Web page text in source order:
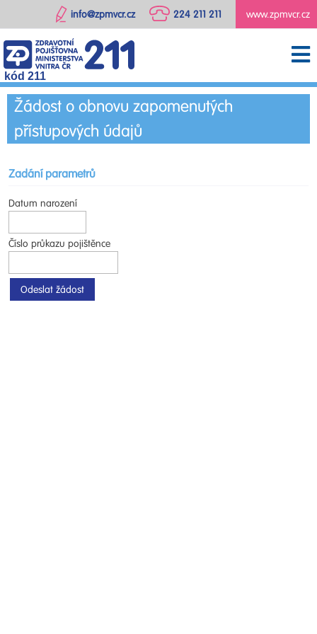
www.zpmvcr.cz
224 211 211
info@zpmvcr.cz
kód 211
Žádost o obnovu zapomenutých
přístupových údajů
Zadání parametrů
Datum narození
Číslo průkazu pojištěnce